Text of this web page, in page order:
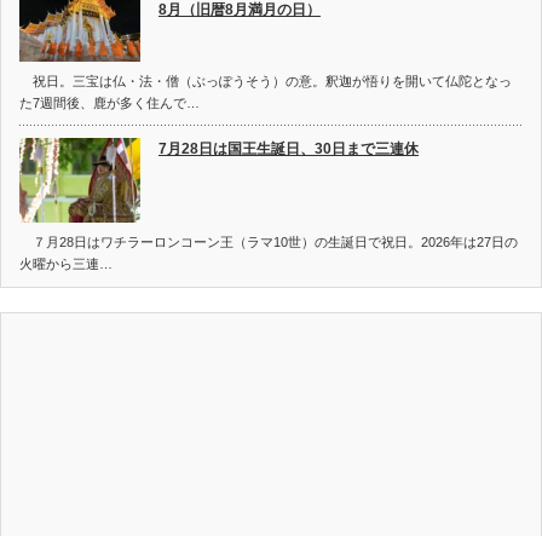
8月（旧暦8月満月の日）
祝日。三宝は仏・法・僧（ぶっぽうそう）の意。釈迦が悟りを開いて仏陀となっ
た7週間後、鹿が多く住んで…
7月28日は国王生誕日、30日まで三連休
７月28日はワチラーロンコーン王（ラマ10世）の生誕日で祝日。2026年は27日の
火曜から三連…